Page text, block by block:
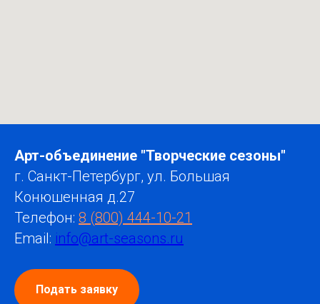
Арт-объединение "Творческие сезоны"
г. Санкт-Петербург, ул. Большая
Конюшенная д.27
Телефон: 8 (800) 444-10-21
Email: info@art-seasons.ru
Подать заявку